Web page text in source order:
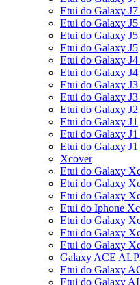
Etui do Galaxy
Etui do Galaxy
Etui do Galaxy
Etui do Galaxy J5
Etui do Galaxy J4
Etui do Galaxy J4
Etui do Galaxy
Etui do Galaxy
Etui do Galaxy J2
Etui do Galaxy J1
Etui do Galaxy
Etui do Galaxy
Xcover
Etui do Galaxy
Etui do Galaxy
Etui do Galaxy
Etui do Iphone
Etui do Galaxy
Etui do Galaxy
Etui do Galaxy
Galaxy ACE
Etui do Galaxy
Etui do Galaxy